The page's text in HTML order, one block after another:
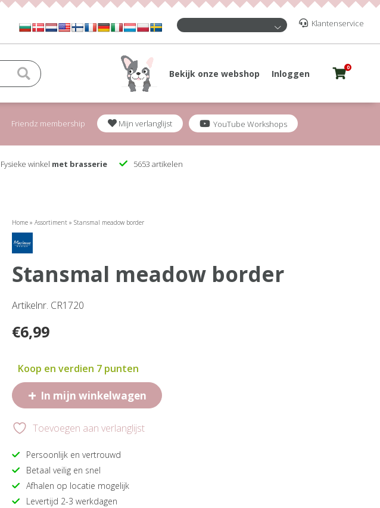
Klantenservice
Bekijk onze webshop Inloggen
0
Friendz membership Mijn verlanglijst YouTube Workshops
Fysieke winkel met brasserie 5653 artikelen
Home »Assortiment »Stansmal meadow border
stansmal meadow border
Artikelnr. CR1720
€6,99
Koop en verdien 7 punten
+ In mijn winkelwagen
Toevoegen aan verlanglijst
Persoonlijk en vertrouwd
Betaal veilig en snel
Afhalen op locatie mogelijk
Levertijd 2-3 werkdagen